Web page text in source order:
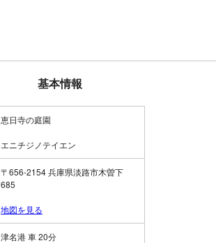
基本情報
恵日寺の庭園
エニチジノテイエン
〒656-2154 兵庫県淡路市木曽下
685
地図を見る
津名港 車 20分